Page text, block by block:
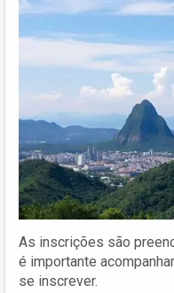
As inscrições são
é importante
se inscrever.